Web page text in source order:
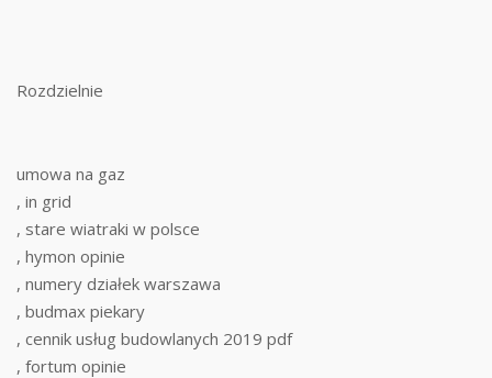
Rozdzielnie
umowa na gaz
, in grid
, stare wiatraki w polsce
, hymon opinie
, numery działek warszawa
, budmax piekary
, cennik usług budowlanych 2019 pdf
, fortum opinie